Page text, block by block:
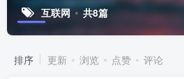
互联网 共8篇
排序 更新 浏览 点赞 评论